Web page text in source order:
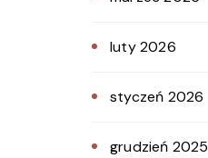
luty 2026
styczeń 2026
grudzień 2025